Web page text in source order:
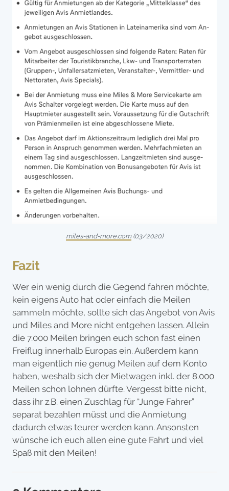
miles-and-more.com(03/2020)
Fazit
Wer ein wenig durch die Gegend fahren möchte,
kein eigens Auto hat oder einfach die Meilen
sammeln möchte, sollte sich das Angebot von Avis
und Miles and More nicht entgehen lassen. Allein
die 7.000 Meilen bringen euch schon fast einen
Freiflug innerhalb Europas ein. Außerdem kann
man eigentlich nie genug Meilen auf dem Konto
haben, weshalb sich der Mietwagen inkl. der 8.000
Meilen schon lohnen dürfte. Vergesst bitte nicht,
dass ihr z.B. einen Zuschlag für “Junge Fahrer”
separat bezahlen müsst und die Anmietung
dadurch etwas teurer werden kann. Ansonsten
wünsche ich euch allen eine gute Fahrt und viel
Spaß mit den Meilen!